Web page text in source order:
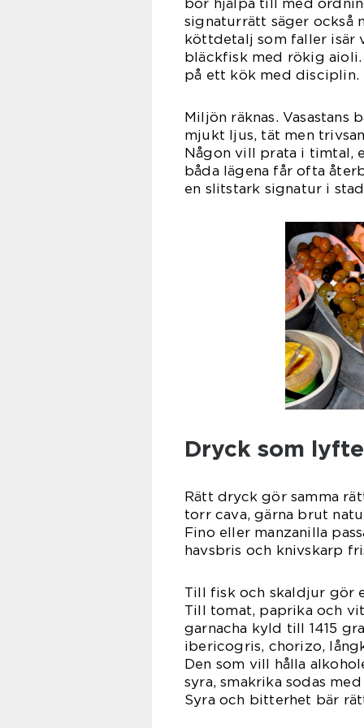
bör hjälpa till med
signaturrätt säger också
köttdetalj som faller isär
bläckfisk med rökig
på ett kök med disciplin.
Miljön räknas. Vasastans
mjukt ljus, tät men
Någon vill prata i timtal,
båda lägena får ofta
en slitstark signatur i
Dryck som
Rätt dryck gör samma
torr cava, gärna brut
Fino eller manzanilla
havsbris och knivskarp
Till fisk och skaldjur gör
Till tomat, paprika och
garnacha kyld till 1415
ibericogris, chorizo,
Den som vill hålla
syra, smakrika sodas
Syra och bitterhet bär